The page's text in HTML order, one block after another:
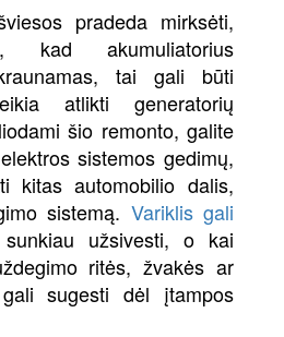
pradeda mirksėti,
kad akumuliatorius
tai gali būti
atlikti generatorių
šio remonto, galite
sistemos gedimų,
kitas automobilio dalis,
sistemą. Variklis gali
užsivesti, o kai
ritės, žvakės ar
sugesti dėl įtampos